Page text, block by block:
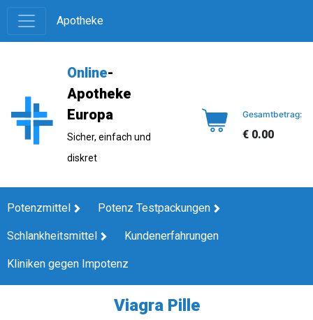
Apotheke
Online-
Apotheke
Europa
Sicher, einfach und
diskret
Gesamtbetrag:
€ 0.00
Potenzmittel Potenz Testpackungen
Schlankheitsmittel Kundenerfahrungen
Kliniken gegen Impotenz
Viagra Pille